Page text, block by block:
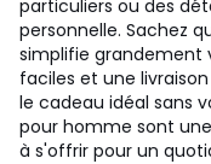
particuliers ou des
personnelle. Sachez
simplifie grandement
faciles et une
le cadeau idéal sans
pour homme sont
à s'offrir pour un